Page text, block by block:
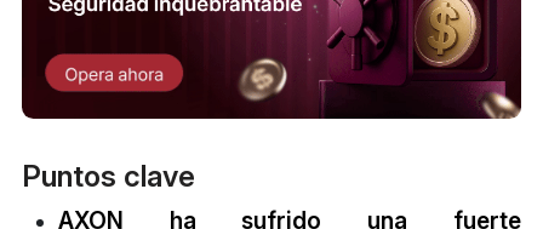
Puntos clave
AXON ha sufrido una fuerte